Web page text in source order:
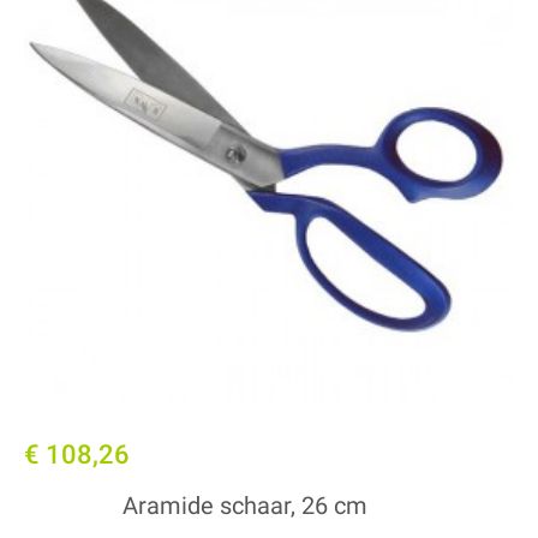
€ 108,26
Aramide schaar, 26 cm